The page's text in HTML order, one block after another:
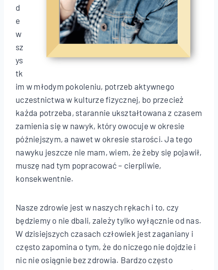
d
e
w
sz
ys
tk
im w młodym pokoleniu, potrzeb aktywnego
uczestnictwa w kulturze fizycznej, bo przecież
każda potrzeba, starannie ukształtowana z czasem
zamienia się w nawyk, który owocuje w okresie
późniejszym, a nawet w okresie starości. Ja tego
nawyku jeszcze nie mam, wiem, że żeby się pojawił,
muszę nad tym popracować – cierpliwie,
konsekwentnie.
Nasze zdrowie jest w naszych rękach i to, czy
będziemy o nie dbali, zależy tylko wyłącznie od nas.
W dzisiejszych czasach człowiek jest zaganiany i
często zapomina o tym, że do niczego nie dojdzie i
nic nie osiągnie bez zdrowia. Bardzo często